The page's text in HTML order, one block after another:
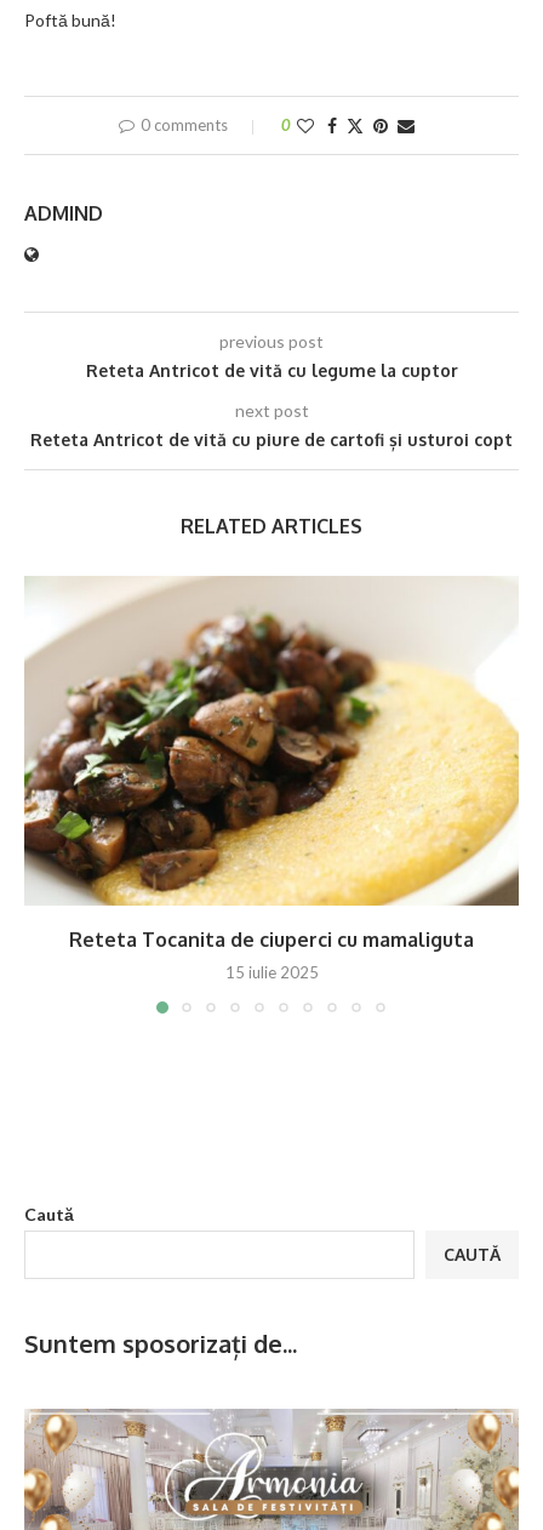
Poftă bună!
0 comments 0
ADMIND
previous post
Reteta Antricot de vită cu legume la cuptor
next post
Reteta Antricot de vită cu piure de cartofi și usturoi copt
RELATED ARTICLES
Reteta Tocanita de ciuperci cu mamaliguta
15 iulie 2025
Caută
CAUTĂ
Suntem sposorizați de...